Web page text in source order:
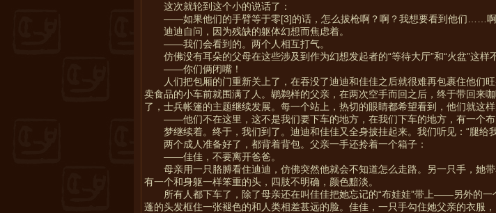
这次就轮到这个小的说话了：
——如果他们的手臂等于零[3]的话，怎么拔枪啊？啊？我想要看到他们……
迪迪自问，因为残缺的躯体幻想而焦虑着。
——我们会看到的。两个人相互打气。
仿佛没有耳朵的父母在这些涉及到作为幻想发起者的“等待大厅”和“火盆”这
——你们俩闭嘴！
人们把包厢的门重新关上了，在吞没了迪迪和佳佳之后就很难再包裹住他们
卖食品的小车前就围满了人。鹕鹈样的父亲，在两次空手而回之后，终于带回来
了，士兵帐篷的主题继续发展。每一个站上，热切的眼睛都希望看到，他们就这
——他们不在这里，这不是我们要下车的地方，在我们下车的地方，有一个布
梦继续着。终于，我们到了。迪迪和佳佳又全身披挂起来。我们听见：“腿
两个成人准备好了，都背着背包。父亲一手还拎着一个箱子：
——佳佳，不要离开爸爸。
母亲用一只胳膊看住迪迪，仿佛突然他就会不知道怎么走路。另一只手，她
有一个和身躯一样笨重的头，四肢不明确，颜色黯淡。
所有人都下车了，除了母亲还在叫佳佳把她忘记的“布娃娃”带上——另外的
蓬的头发框住一张褪色的和人类相差甚远的脸。佳佳，一只手勾住她父亲的衣服